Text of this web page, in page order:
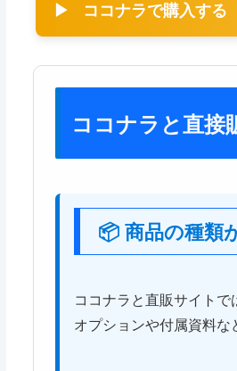
ココナラで購入する
ココナラと直接
📦 商品の種類
ココナラと直販サイトで
オプションや付属資料な